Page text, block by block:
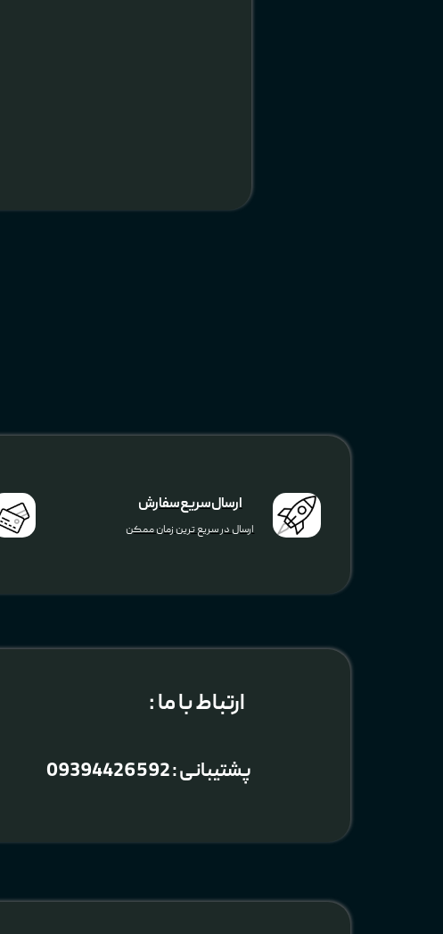
​ارتباط با ما :
پشتیبانی : 09394426592
ارسال سریع سفارش
ارسال در سریع ترین زمان ممکن